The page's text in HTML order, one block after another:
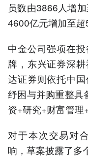
员数由3866人增
4600亿元增加至超
中金公司强项在
牌，东兴证券深
达证券则依托中
纾困与并购重整具
资+研究+财富管理
对于本次交易对
响，草案披露了多